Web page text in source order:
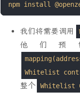
1
我们将需要调用
他们预
Whitelist
整个
Whitelist